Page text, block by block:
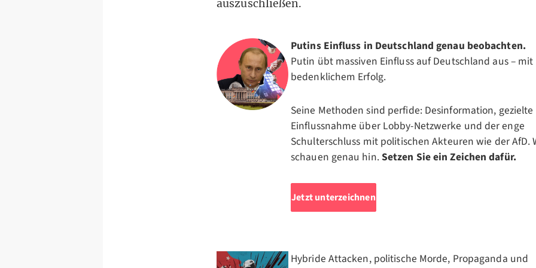
auszuschließen.
Putins Einfluss in Deutschland genau beobachten.
Putin übt massiven Einfluss auf Deutschland aus – mit
bedenklichem Erfolg.
Seine Methoden sind perfide: Desinformation, gezielte
Einflussnahme über Lobby-Netzwerke und der enge
Schulterschluss mit politischen Akteuren wie der AfD.
schauen genau hin.Setzen Sie ein Zeichen dafür.
Jetzt unterzeichnen
Hybride Attacken, politische Morde, Propaganda und